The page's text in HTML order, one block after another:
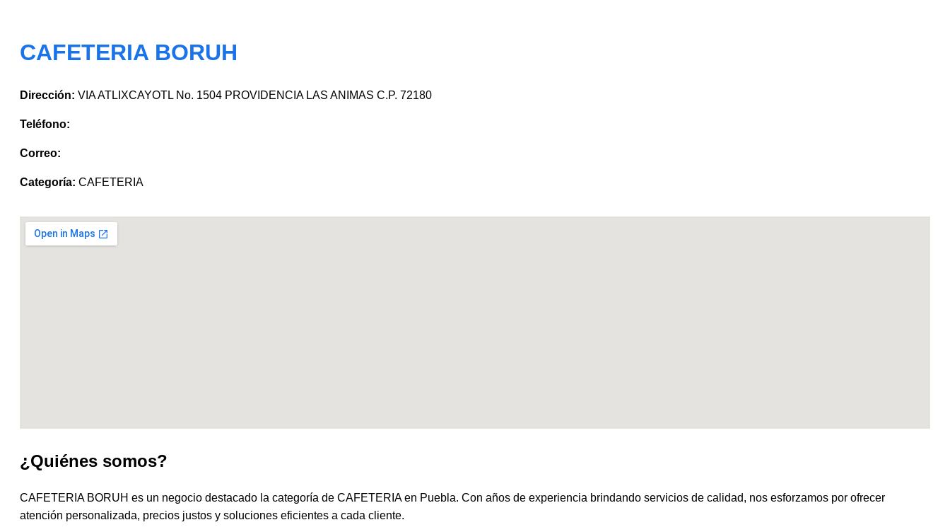
CAFETERIA BORUH
Dirección: VIA ATLIXCAYOTL No. 1504 PROVIDENCIA LAS ANIMAS C.P. 72180
Teléfono:
Correo:
Categoría: CAFETERIA
¿Quiénes somos?
CAFETERIA BORUH es un negocio destacado la categoría de CAFETERIA en Puebla. Con años de experiencia brindando servicios de calidad, nos esforzamos por ofrecer
atención personalizada, precios justos y soluciones eficientes a cada cliente.